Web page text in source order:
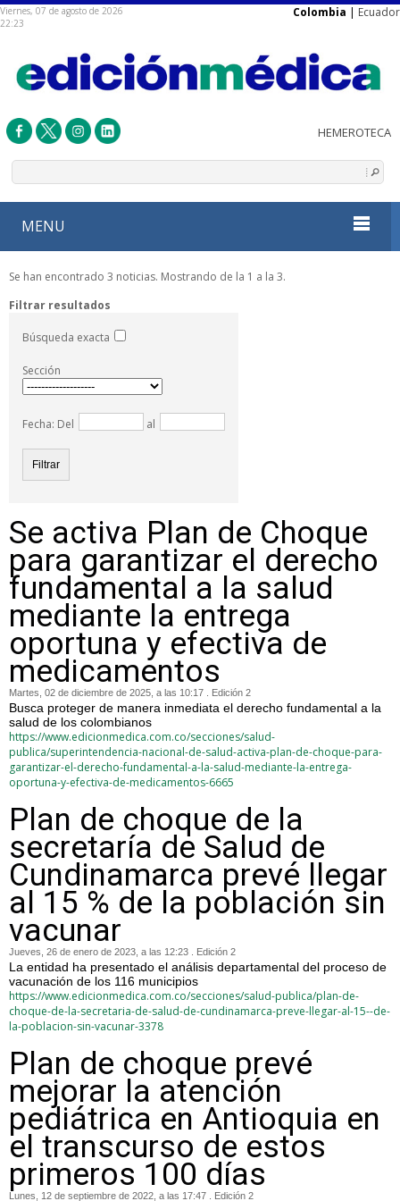
Viernes, 07 de agosto de 2026
22:23
Colombia | Ecuador
MENU
Se han encontrado 3 noticias. Mostrando de la 1 a la 3.
Filtrar resultados
Búsqueda exacta
Sección
Fecha: Del al
Se activa Plan de Choque
para garantizar el derecho
fundamental a la salud
mediante la entrega
oportuna y efectiva de
medicamentos
Martes, 02 de diciembre de 2025, a las 10:17 . Edición 2
Busca proteger de manera inmediata el derecho fundamental a la
salud de los colombianos
https://www.edicionmedica.com.co/secciones/salud-
publica/superintendencia-nacional-de-salud-activa-plan-de-choque-para-
garantizar-el-derecho-fundamental-a-la-salud-mediante-la-entrega-
oportuna-y-efectiva-de-medicamentos-6665
Plan de choque de la
secretaría de Salud de
Cundinamarca prevé llegar
al 15 % de la población sin
vacunar
Jueves, 26 de enero de 2023, a las 12:23 . Edición 2
La entidad ha presentado el análisis departamental del proceso de
vacunación de los 116 municipios
https://www.edicionmedica.com.co/secciones/salud-publica/plan-de-
choque-de-la-secretaria-de-salud-de-cundinamarca-preve-llegar-al-15--de-
la-poblacion-sin-vacunar-3378
Plan de choque prevé
mejorar la atención
pediátrica en Antioquia en
el transcurso de estos
primeros 100 días
Lunes, 12 de septiembre de 2022, a las 17:47 . Edición 2